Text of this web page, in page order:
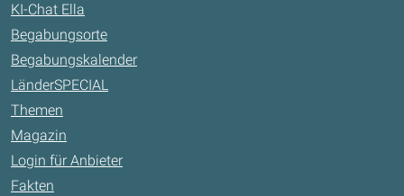
KI-Chat Ella
Begabungsorte
Begabungskalender
LänderSPECIAL
Themen
Magazin
Login für Anbieter
Fakten